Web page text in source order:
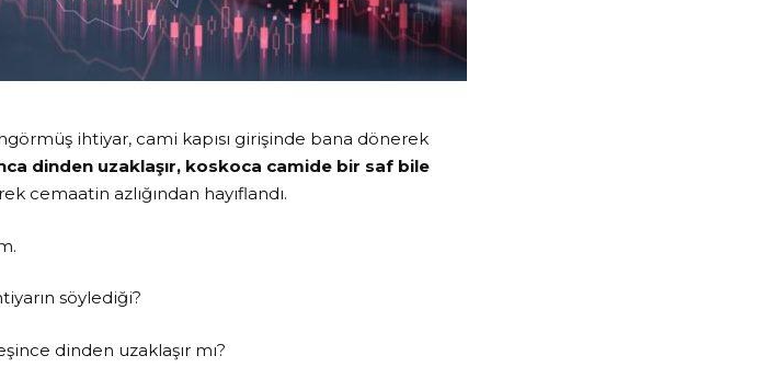
ihtiyar, cami kapısı girişinde bana dönerek
dinden uzaklaşır, koskoca camide bir saf bile
cemaatin azlığından hayıflandı.
söylediği?
dinden uzaklaşır mı?